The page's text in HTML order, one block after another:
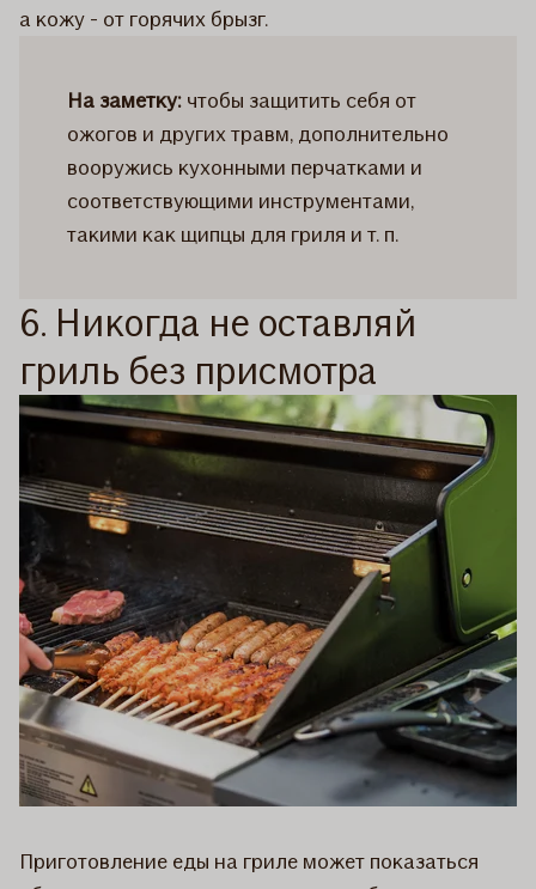
а кожу - от горячих брызг.
На заметку: чтобы защитить себя от
ожогов и других травм, дополнительно
вооружись кухонными перчатками и
соответствующими инструментами,
такими как щипцы для гриля и т. п.
6. Никогда не оставляй
гриль без присмотра
Приготовление еды на гриле может показаться